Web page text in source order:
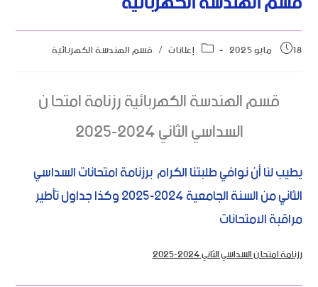
18 مايو 2025 إعلانات / قسم الهندسة الكهربائية
قسم الهندسة الكهربائية رزنامة امتحا ن
السداسي الثاني 2024-2025
يطيب لنا أن نوافي طلبتنا الكرام برزنامة امتحانات السداسي
الثاني من السنة الجامعية 2024-2025 وكذا جداول تأطير
مراقبة الامتحانات
رزنامة امتحا ن السداسي الثاني 2024-2025